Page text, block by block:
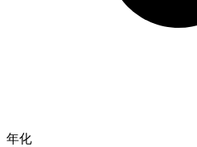
年化